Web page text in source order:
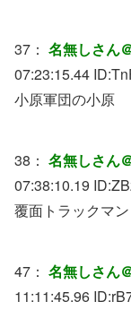
37： 名無しさん
07:23:15.44 ID:
小原軍団の小原
38： 名無しさん
07:38:10.19 ID:
覆面トラックマン
47： 名無しさん
11:11:45.96 ID: